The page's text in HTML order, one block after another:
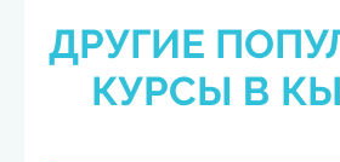
ДРУГИЕ
КУРСЫ В